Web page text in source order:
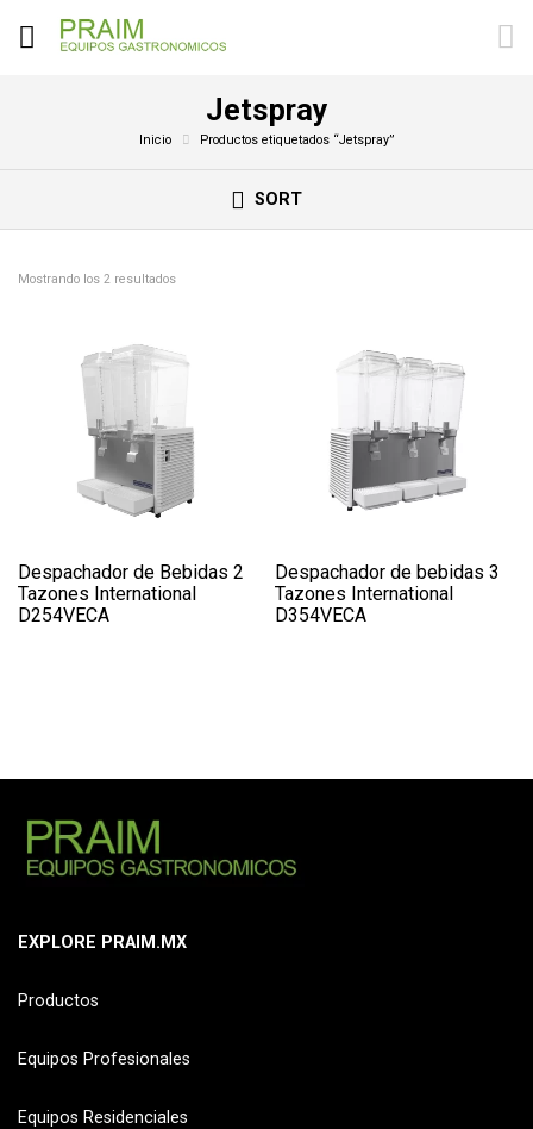
Jetspray
Inicio Productos etiquetados “Jetspray”
SORT
Mostrando los 2 resultados
Despachador de Bebidas 2
Tazones International
D254VECA
Despachador de bebidas 3
Tazones International
D354VECA
EXPLORE PRAIM.MX
Productos
Equipos Profesionales
Equipos Residenciales